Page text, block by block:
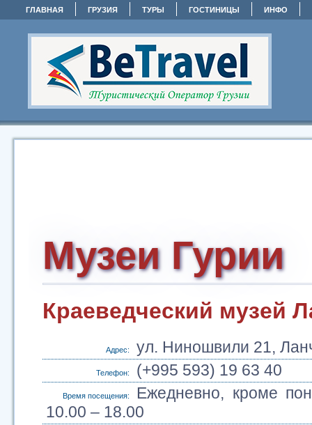
ГЛАВНАЯ ГРУЗИЯ ТУРЫ ГОСТИНИЦЫ ИНФО
Музеи Гурии
Краеведческий музей
Адрес: ул. Ниношвили 21,
Телефон: (+995 593) 19 63 40
Время посещения:
Ежедневно, кроме
10.00 – 18.00